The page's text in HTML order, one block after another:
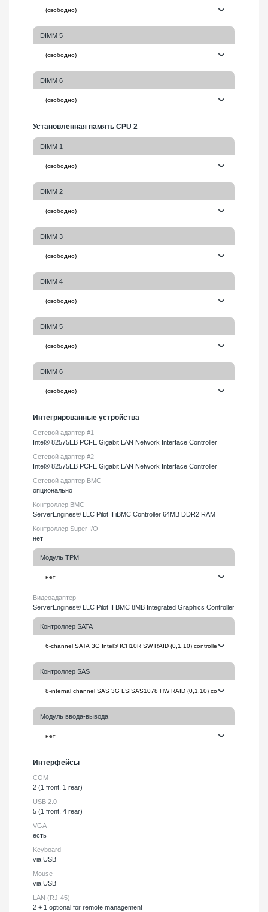
DIMM 5
DIMM 6
Установленная память CPU 2
DIMM 1
DIMM 2
DIMM 3
DIMM 4
DIMM 5
DIMM 6
Интегрированные устройства
Сетевой адаптер #1
Intel® 82575EB PCI-E Gigabit LAN Network Interface Controller
Сетевой адаптер #2
Intel® 82575EB PCI-E Gigabit LAN Network Interface Controller
Сетевой адаптер BMC
опционально
Контроллер BMC
ServerEngines® LLC Pilot II iBMC Controller 64MB DDR2 RAM
Контроллер Super I/O
нет
Модуль TPM
Видеоадаптер
ServerEngines® LLC Pilot II BMC 8MB Integrated Graphics Controller
Контроллер SATA
Контроллер SAS
Модуль ввода-вывода
Интерфейсы
COM
2 (1 front, 1 rear)
USB 2.0
5 (1 front, 4 rear)
VGA
есть
Keyboard
via USB
Mouse
via USB
LAN (RJ-45)
2 + 1 optional for remote management